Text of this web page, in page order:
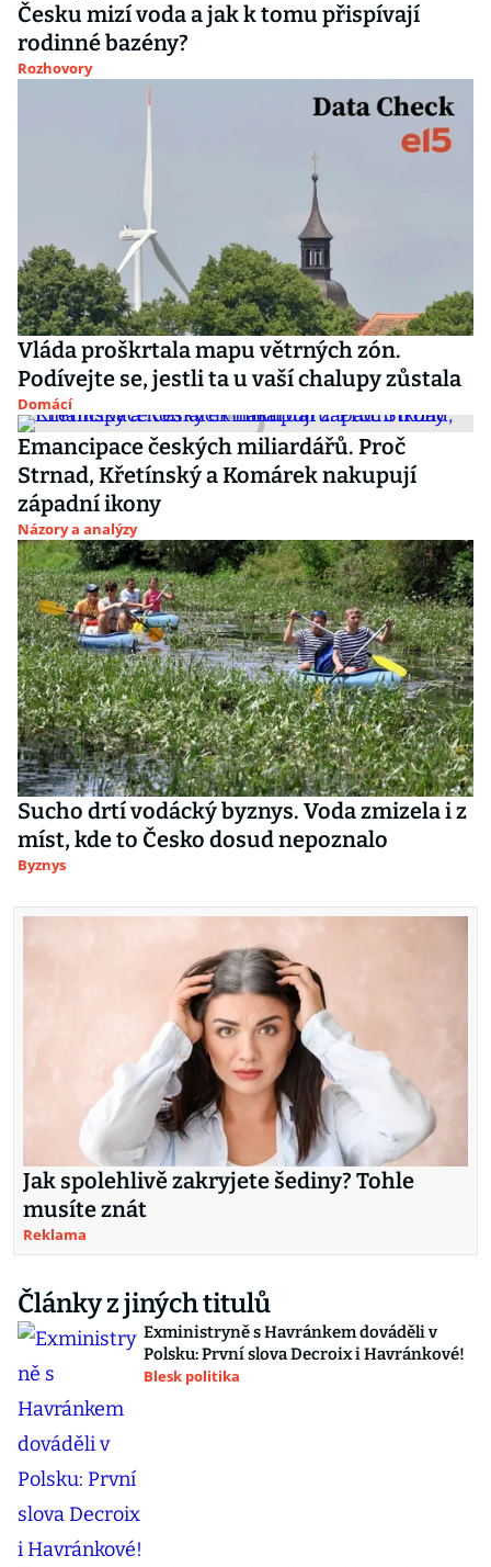
Česku mizí voda a jak k tomu přispívají
rodinné bazény?
Rozhovory
Vláda proškrtala mapu větrných zón.
Podívejte se, jestli ta u vaší chalupy zůstala
Domácí
Emancipace českých miliardářů. Proč
Strnad, Křetínský a Komárek nakupují
západní ikony
Názory a analýzy
Sucho drtí vodácký byznys. Voda zmizela i z
míst, kde to Česko dosud nepoznalo
Byznys
Jak spolehlivě zakryjete šediny? Tohle
musíte znát
Reklama
Články z jiných titulů
Exministryně s Havránkem dováděli v
Polsku: První slova Decroix i Havránkové!
Blesk politika